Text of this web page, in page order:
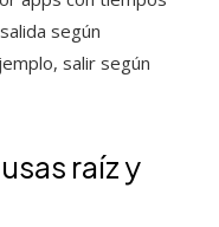
según
salir según
raíz y